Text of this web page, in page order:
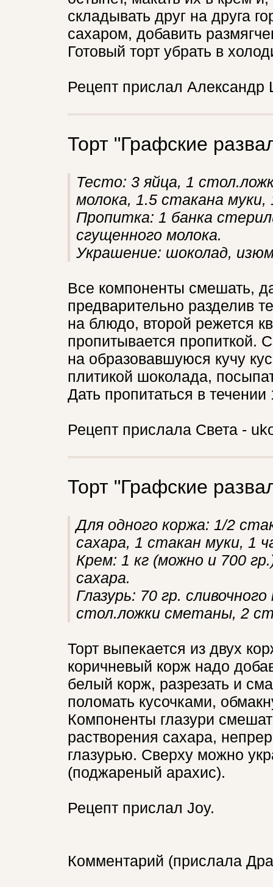
складывать друг на друга
сахаром, добавить
Готовый торт убрать в
Рецепт прислал
Торт "Графские
Тесто: 3 яйца, 1
молока, 1.5 стакана
Пропитка: 1 банка
сгущенного молока.
Украшение: шоколад,
Все компоненты смешать,
предварительно разделив
на блюдо, второй режется
пропитывается пропиткой.
на образовавшуюся кучу
плитикой шоколада,
Дать пропитаться в течении
Рецепт прислала Света -
Торт "Графские
Для одного коржа: 1/2
сахара, 1 стакан муки, 1
Крем: 1 кг (можно и 700
сахара.
Глазурь: 70 гр.
стол.ложки сметаны, 2
Торт выпекается из двух
коричневый корж надо
белый корж, разрезать и
поломать кусочками,
Компоненты глазури
растворения сахара,
глазурью. Сверху можно
(поджареный арахис).
Рецепт прислал Joy.
Комментарий (прислала